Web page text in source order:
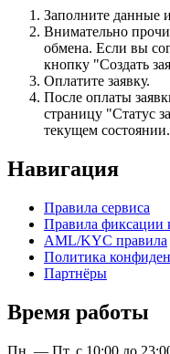
Заполните данные
Внимательно
обмена. Если вы
кнопку "Создать
Оплатите заявку.
После оплаты
страницу "Статус
текущем состоянии.
Навигация
Правила сервиса
Правила фиксации
AML/KYC правила
Политика
Партнёры
Время работы
Пн. — Пт. с 10:00 до